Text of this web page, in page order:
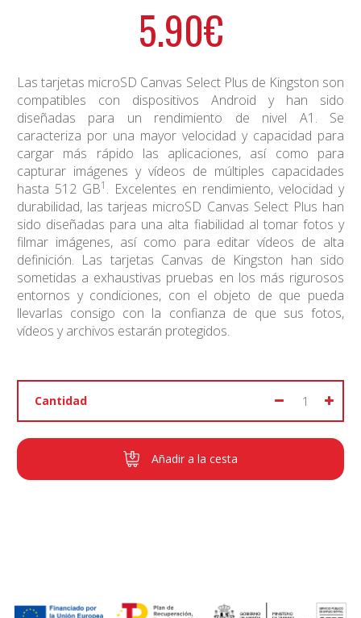
5.90€
Las tarjetas microSD Canvas Select Plus de Kingston son
compatibles con dispositivos Android y han sido
diseñadas para un rendimiento de nivel A1. Se
caracteriza por una mayor velocidad y capacidad para
cargar más rápido las aplicaciones, así como para
capturar imágenes y vídeos de múltiples capacidades
hasta 512 GB1 . Excelentes en rendimiento, velocidad y
durabilidad, las tarjeas microSD Canvas Select Plus han
sido diseñadas para una alta fiabilidad al tomar fotos y
filmar imágenes, así como para editar vídeos de alta
definición. Las tarjetas Canvas de Kingston han sido
sometidas a exhaustivas pruebas en los más rigurosos
entornos y condiciones, con el objeto de que pueda
llevarlas consigo con la confianza de que sus fotos,
vídeos y archivos estarán protegidos.
Cantidad
Añadir a la cesta